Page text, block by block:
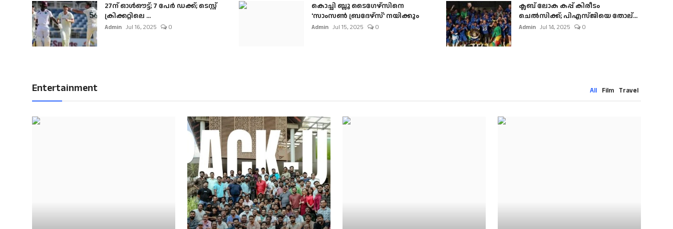
27ന് ഓൾഔട്ട്; 7 പേർ ഡക്ക്; ടെസ്റ്റ്
ക്രിക്കറ്റിലെ ...
Admin Jul 16, 2025 0
കൊച്ചി ബ്ലൂ ടൈഗേഴ്സിനെ
'സാംസൺ ബ്രദേഴ്സ്' നയിക്കും
Admin Jul 15, 2025 0
ക്ലബ് ലോക കപ്പ് കിരീടം
ചെല്‍സിക്ക്; പിഎസ്ജിയെ തോല്...
Admin Jul 14, 2025 0
Entertainment All Film Travel